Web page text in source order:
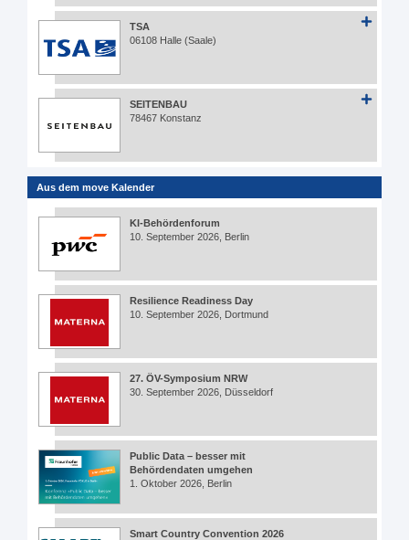
TSA
06108 Halle (Saale)
SEITENBAU
78467 Konstanz
Aus dem move Kalender
KI-Behördenforum
10. September 2026, Berlin
Resilience Readiness Day
10. September 2026, Dortmund
27. ÖV-Symposium NRW
30. September 2026, Düsseldorf
Public Data – besser mit
Behördendaten umgehen
1. Oktober 2026, Berlin
Smart Country Convention 2026